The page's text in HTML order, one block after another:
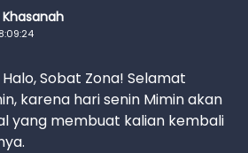
Sobat Zona! Selamat
karena hari senin Mimin akan
yang membuat kalian kembali